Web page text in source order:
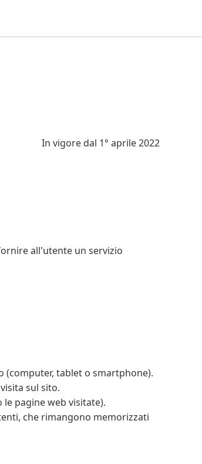
In vigore dal 1° aprile 2022
all'utente un servizio
(computer, tablet o smartphone).
sul sito.
pagine web visitate).
che rimangono memorizzati